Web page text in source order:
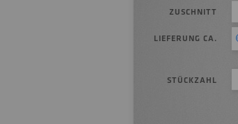
ZUSCHNITT
LIEFERUNG CA.
STÜCKZAHL